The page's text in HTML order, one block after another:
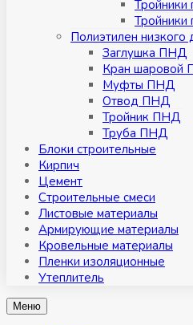
Тройники
Полиэтилен
Заглушка ПНД
Кран шаровой
Муфты ПНД
Отвод ПНД
Тройник ПНД
Труба ПНД
Блоки строительные
Кирпич
Цемент
Строительные смеси
Листовые материалы
Армирующие материалы
Кровельные материалы
Пленки изоляционные
Утеплитель
Меню